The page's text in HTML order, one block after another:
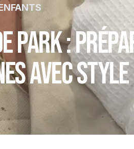
Park :
avec